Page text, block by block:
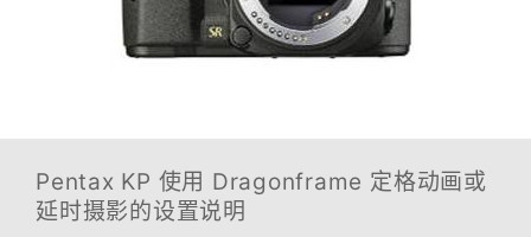
Pentax KP 使用 Dragonframe 定格动画或
延时摄影的设置说明